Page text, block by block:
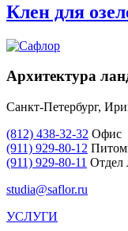
Клен для
Архитектура
Санкт-Петербург,
(812) 438-32-32 Офис
(911) 929-80-12
(911) 929-80-11 Отдел
studia@saflor.ru
УСЛУГИ